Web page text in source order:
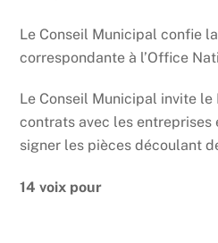
Le Conseil Municipal confie
correspondante à l’Office
Le Conseil Municipal invite
contrats avec les entreprises
signer les pièces découlant
14 voix pour